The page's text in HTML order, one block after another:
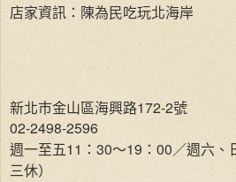
店家資訊：陳為民吃玩北海岸
新北市金山區海興路172-2號
02-2498-2596
週一至五11：30～19：00／週六、
三休）